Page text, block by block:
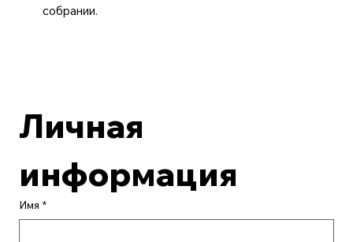
собрании.
Личная
информация
Имя *